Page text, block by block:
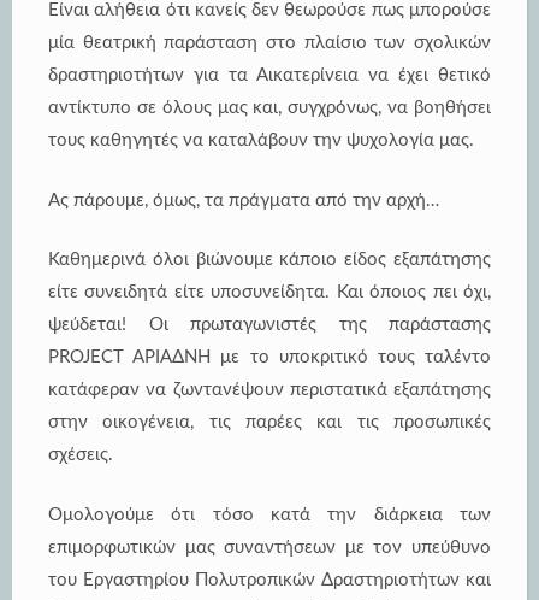
Είναι αλήθεια ότι κανείς δεν θεωρούσε πως μπορούσε
μία θεατρική παράσταση στο πλαίσιο των σχολικών
δραστηριοτήτων για τα Αικατερίνεια να έχει θετικό
αντίκτυπο σε όλους μας και, συγχρόνως, να βοηθήσει
τους καθηγητές να καταλάβουν την ψυχολογία μας.
Ας πάρουμε, όμως, τα πράγματα από την αρχή…
Καθημερινά όλοι βιώνουμε κάποιο είδος εξαπάτησης
είτε συνειδητά είτε υποσυνείδητα. Και όποιος πει όχι,
ψεύδεται! Οι πρωταγωνιστές της παράστασης
PROJECT AΡΙΑΔΝΗ με το υποκριτικό τους ταλέντο
κατάφεραν να ζωντανέψουν περιστατικά εξαπάτησης
στην οικογένεια, τις παρέες και τις προσωπικές
σχέσεις.
Ομολογούμε ότι τόσο κατά την διάρκεια των
επιμορφωτικών μας συναντήσεων με τον υπεύθυνο
του Εργαστηρίου Πολυτροπικών Δραστηριοτήτων και